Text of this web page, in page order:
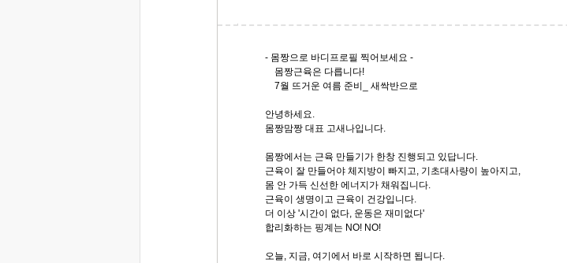
- 몸짱으로 바디프로필 찍어보세요 -
몸짱근육은 다릅니다!
7월 뜨거운 여름 준비_ 새싹반으로
안녕하세요.
몸짱맘짱 대표 고새나입니다.
몸짱에서는 근육 만들기가 한창 진행되고 있답니다.
근육이 잘 만들어야 체지방이 빠지고, 기초대사량이 높아지고,
몸 안 가득 신선한 에너지가 채워집니다.
근육이 생명이고 근육이 건강입니다.
더 이상 '시간이 없다, 운동은 재미없다'
합리화하는 핑계는 NO! NO!
오늘, 지금, 여기에서 바로 시작하면 됩니다.